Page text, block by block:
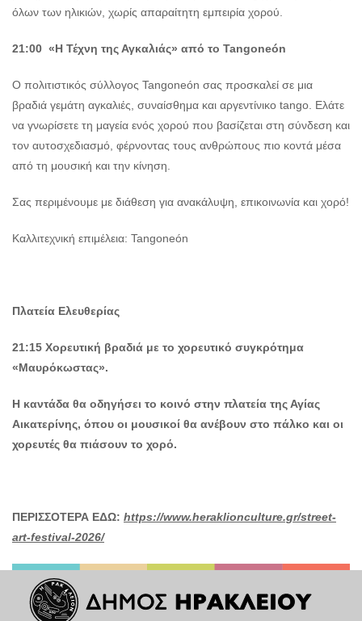
όλων των ηλικιών, χωρίς απαραίτητη εμπειρία χορού.
21:00 «Η Τέχνη της Αγκαλιάς» από το Tangoneón
Ο πολιτιστικός σύλλογος Tangoneón σας προσκαλεί σε μια
βραδιά γεμάτη αγκαλιές, συναίσθημα και αργεντίνικο tango. Ελάτε
να γνωρίσετε τη μαγεία ενός χορού που βασίζεται στη σύνδεση και
τον αυτοσχεδιασμό, φέρνοντας τους ανθρώπους πιο κοντά μέσα
από τη μουσική και την κίνηση.
Σας περιμένουμε με διάθεση για ανακάλυψη, επικοινωνία και χορό!
Καλλιτεχνική επιμέλεια: Tangoneón
Πλατεία Ελευθερίας
21:15 Χορευτική βραδιά με το χορευτικό συγκρότημα
«Μαυρόκωστας».
Η καντάδα θα οδηγήσει το κοινό στην πλατεία της Αγίας
Αικατερίνης, όπου οι μουσικοί θα ανέβουν στο πάλκο και οι
χορευτές θα πιάσουν το χορό.
ΠΕΡΙΣΣΟΤΕΡΑ ΕΔΩ: https://www.heraklionculture.gr/street-
art-festival-2026/